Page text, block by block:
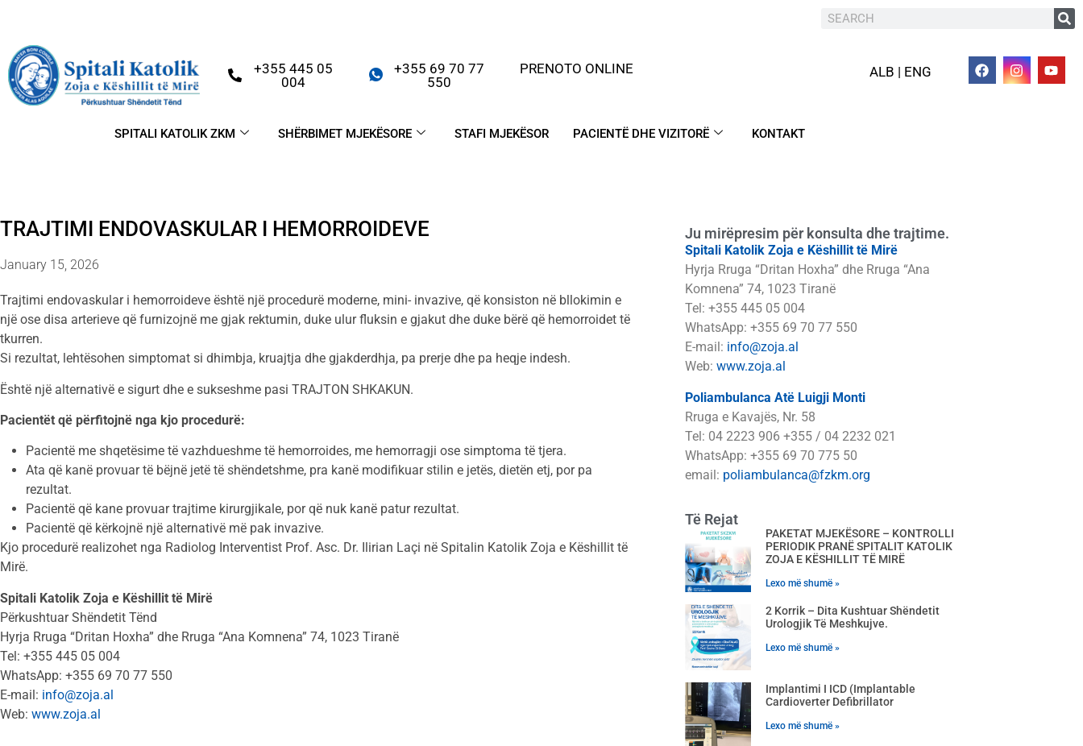
+355 445 05
004
+355 69 70 77
550
PRENOTO ONLINE ALB | ENG
SPITALI KATOLIK ZKM SHËRBIMET MJEKËSORE STAFI MJEKËSOR PACIENTË DHE VIZITORË KONTAKT
TRAJTIMI ENDOVASKULAR I HEMORROIDEVE
January 15, 2026
Trajtimi endovaskular i hemorroideve është një procedurë moderne, mini- invazive, që konsiston në bllokimin e
një ose disa arterieve që furnizojnë me gjak rektumin, duke ulur fluksin e gjakut dhe duke bërë që hemorroidet të
tkurren.
Si rezultat, lehtësohen simptomat si dhimbja, kruajtja dhe gjakderdhja, pa prerje dhe pa heqje indesh.
Është një alternativë e sigurt dhe e sukseshme pasi TRAJTON SHKAKUN.
Pacientët që përfitojnë nga kjo procedurë:
Pacientë me shqetësime të vazhdueshme të hemorroides, me hemorragji ose simptoma të tjera.
Ata që kanë provuar të bëjnë jetë të shëndetshme, pra kanë modifikuar stilin e jetës, dietën etj, por pa
rezultat.
Pacientë që kane provuar trajtime kirurgjikale, por që nuk kanë patur rezultat.
Pacientë që kërkojnë një alternativë më pak invazive.
Kjo procedurë realizohet nga Radiolog Interventist Prof. Asc. Dr. Ilirian Laçi në Spitalin Katolik Zoja e Këshillit të
Mirë.
Spitali Katolik Zoja e Këshillit të Mirë
Përkushtuar Shëndetit Tënd
Hyrja Rruga “Dritan Hoxha” dhe Rruga “Ana Komnena” 74, 1023 Tiranë
Tel: +355 445 05 004
WhatsApp: +355 69 70 77 550
E-mail: info@zoja.al
Web: www.zoja.al
Ju mirëpresim për konsulta dhe trajtime.
Spitali Katolik Zoja e Këshillit të Mirë
Hyrja Rruga “Dritan Hoxha” dhe Rruga “Ana
Komnena” 74, 1023 Tiranë
Tel: +355 445 05 004
WhatsApp: +355 69 70 77 550
E-mail: info@zoja.al
Web: www.zoja.al
Poliambulanca Atë Luigji Monti
Rruga e Kavajës, Nr. 58
Tel: 04 2223 906 +355 / 04 2232 021
WhatsApp: +355 69 70 775 50
email: poliambulanca@fzkm.org
Të Rejat
PAKETAT MJEKËSORE – KONTROLLI
PERIODIK PRANË SPITALIT KATOLIK
ZOJA E KËSHILLIT TË MIRË
Lexo më shumë »
2 Korrik – Dita Kushtuar Shëndetit
Urologjik Të Meshkujve.
Lexo më shumë »
Implantimi I ICD (Implantable
Cardioverter Defibrillator
Lexo më shumë »